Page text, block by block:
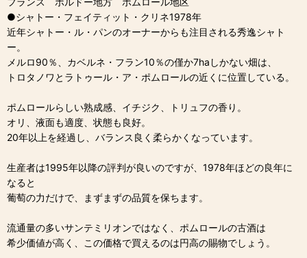
●シャトー・フェイティット・クリネ1978年
近年シャトー・ル・パンのオーナーからも注目される秀逸シャト
ー。
メルロ90％、カベルネ・フラン10％の僅か7haしかない畑は、
トロタノワとラトゥール・ア・ポムロールの近くに位置している。
ポムロールらしい熟成感、イチジク、トリュフの香り。
オリ、液面も適度、状態も良好。
20年以上を経過し、バランス良く柔らかくなっています。
生産者は1995年以降の評判が良いのですが、1978年ほどの良年に
なると
葡萄の力だけで、まずまずの品質を保ちます。
流通量の多いサンテミリオンではなく、ポムロールの古酒は
希少価値が高く、この価格で買えるのは円高の賜物でしょう。